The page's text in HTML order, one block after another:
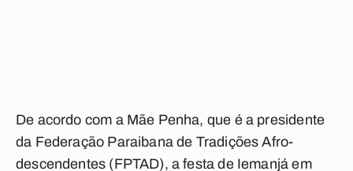
De acordo com a Mãe Penha, que é a presidente
da Federação Paraibana de Tradições Afro-
descendentes (FPTAD), a festa de Iemanjá em